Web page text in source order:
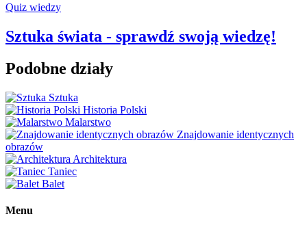
Quiz wiedzy
Sztuka świata - sprawdź swoją wiedzę!
Podobne działy
Sztuka
Historia Polski
Malarstwo
Znajdowanie identycznych
obrazów
Architektura
Taniec
Balet
Menu